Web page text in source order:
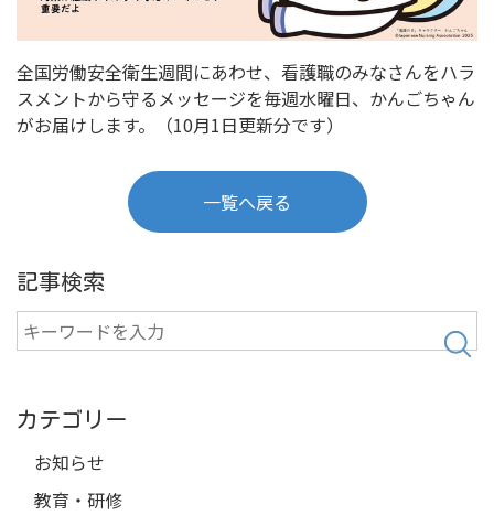
全国労働安全衛生週間にあわせ、看護職のみなさんをハラ
スメントから守るメッセージを毎週水曜日、かんごちゃん
がお届けします。（10月1日更新分です）
一覧へ戻る
記事検索
検
カテゴリー
お知らせ
教育・研修